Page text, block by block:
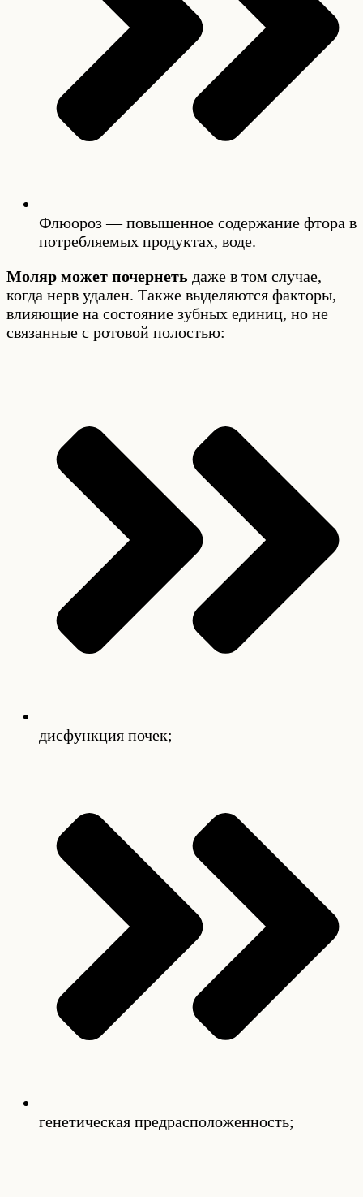
Флюороз — повышенное содержание фтора в
потребляемых продуктах, воде.
Моляр может почернеть даже в том случае,
когда нерв удален. Также выделяются факторы,
влияющие на состояние зубных единиц, но не
связанные с ротовой полостью:
дисфункция почек;
генетическая предрасположенность;